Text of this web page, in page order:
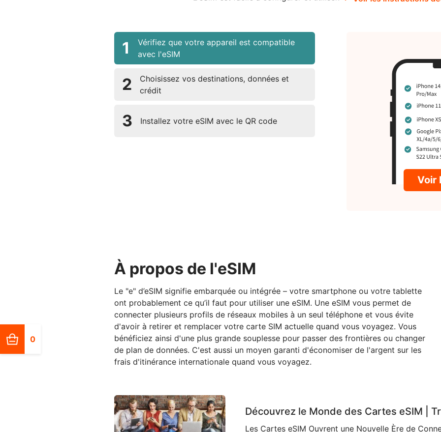
0
1
Vérifiez que votre appareil est compatible
avec l'eSIM
2
Choisissez vos destinations, données et
crédit
3 Installez votre eSIM avec le QR code
Voir
À propos de l'eSIM
Le "e" d’eSIM signifie embarquée ou intégrée – votre smartphone ou votre tablette
ont probablement ce qu’il faut pour utiliser une eSIM. Une eSIM vous permet de
connecter plusieurs profils de réseaux mobiles à un seul téléphone et vous évite
d'avoir à retirer et remplacer votre carte SIM actuelle quand vous voyagez. Vous
bénéficiez ainsi d'une plus grande souplesse pour passer des frontières ou changer
de plan de données. C'est aussi un moyen garanti d'économiser de l'argent sur les
frais d'itinérance internationale quand vous voyagez.
Découvrez le Monde des Cartes eSIM |